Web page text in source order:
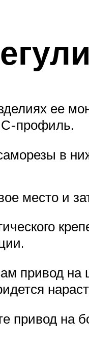
ее
С-профиль.
в
место и
привод на
привод на